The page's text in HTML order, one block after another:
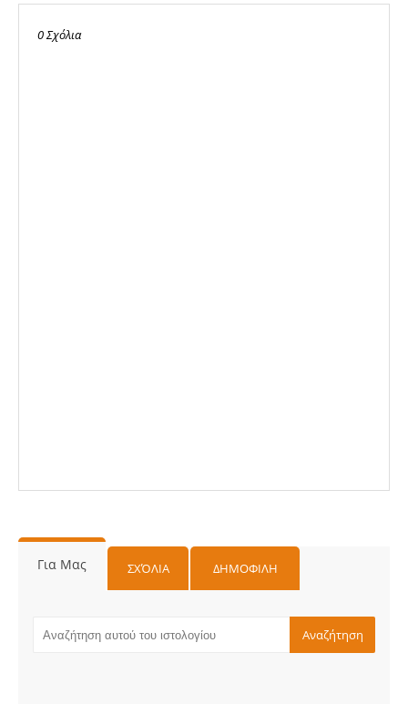
0 Σχόλια
Για Μας ΣΧΌΛΙΑ ΔΗΜΟΦΙΛΗ